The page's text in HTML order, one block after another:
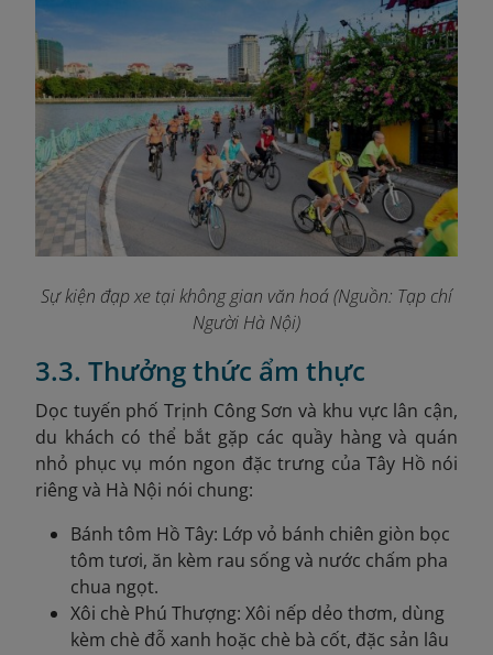
Sự kiện đạp xe tại không gian văn hoá (Nguồn: Tạp chí
Người Hà Nội)
3.3. Thưởng thức ẩm thực
Dọc tuyến phố Trịnh Công Sơn và khu vực lân cận,
du khách có thể bắt gặp các quầy hàng và quán
nhỏ phục vụ món ngon đặc trưng của Tây Hồ nói
riêng và Hà Nội nói chung:
Bánh tôm Hồ Tây: Lớp vỏ bánh chiên giòn bọc
tôm tươi, ăn kèm rau sống và nước chấm pha
chua ngọt.
Xôi chè Phú Thượng: Xôi nếp dẻo thơm, dùng
kèm chè đỗ xanh hoặc chè bà cốt, đặc sản lâu